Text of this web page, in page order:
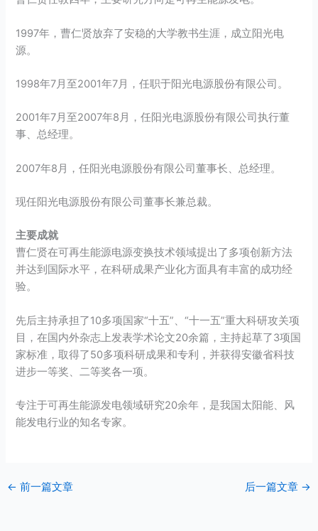
1997年，曹仁贤放弃了安稳的大学教书生涯，成立阳光电
源。
1998年7月至2001年7月，任职于阳光电源股份有限公司。
2001年7月至2007年8月，任阳光电源股份有限公司执行董
事、总经理。
2007年8月，任阳光电源股份有限公司董事长、总经理。
现任阳光电源股份有限公司董事长兼总裁。
主要成就
曹仁贤在可再生能源电源变换技术领域提出了多项创新方法
并达到国际水平，在科研成果产业化方面具有丰富的成功经
验。
先后主持承担了10多项国家“十五”、“十一五”重大科研攻关项
目，在国内外杂志上发表学术论文20余篇，主持起草了3项国
家标准，取得了50多项科研成果和专利，并获得安徽省科技
进步一等奖、二等奖各一项。
专注于可再生能源发电领域研究20余年，是我国太阳能、风
能发电行业的知名专家。
← 前一篇文章 后一篇文章 →